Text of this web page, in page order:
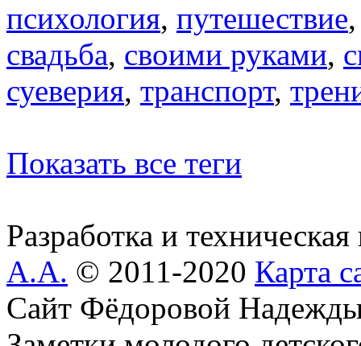
психология, путешествие
свадьба, своими руками,
суеверия, транспорт,
Показать все теги
Разработка и
А.А. © 2011-2020 Карта
Сайт Фёдоровой